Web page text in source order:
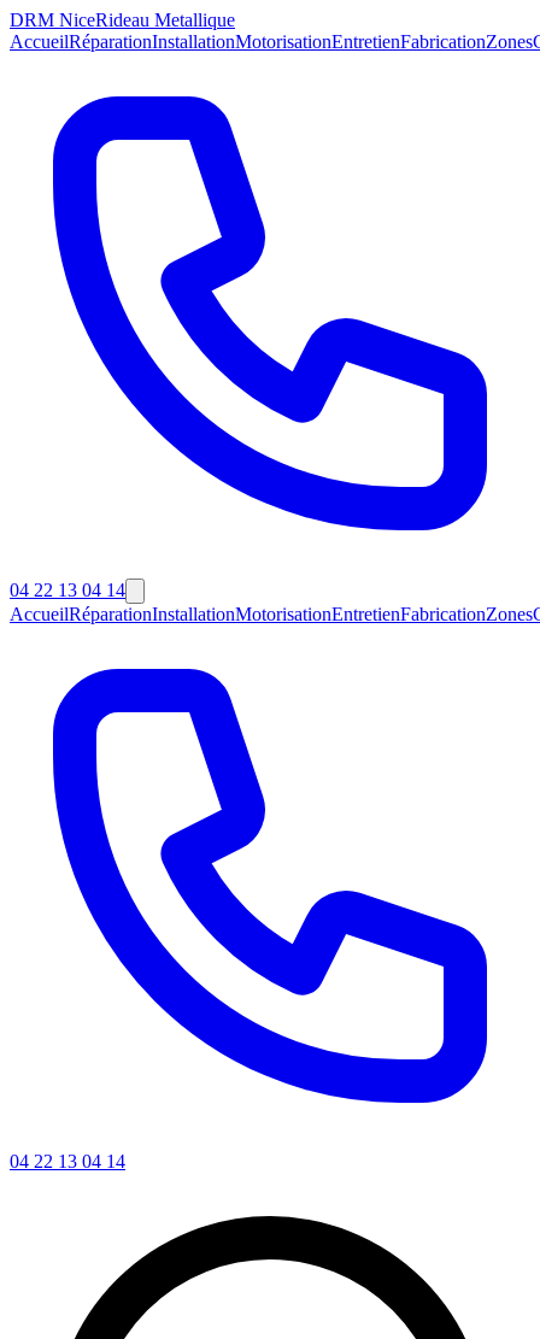
DRM NiceRideau Metallique
AccueilRéparationInstallationMotorisationEntretienFabricationZones
04 22 13 04 14
AccueilRéparationInstallationMotorisationEntretienFabricationZones
04 22 13 04 14